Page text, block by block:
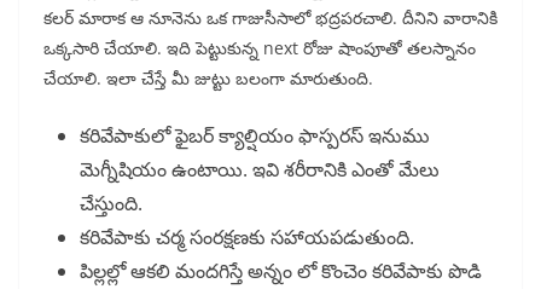
కలర్ మారాక ఆ నూనెను ఒక గాజుసీసాలో భద్రపరచాలి. దీనిని వారానికి
ఒక్కసారి చేయాలి. ఇది పెట్టుకున్న next రోజు షాంపూతో తలస్నానం
చేయాలి. ఇలా చేస్తే మీ జుట్టు బలంగా మారుతుంది.
కరివేపాకులో ఫైబర్ క్యాల్షియం ఫాస్పరస్ ఇనుము
మెగ్నీషియం ఉంటాయి. ఇవి శరీరానికి ఎంతో మేలు
చేస్తుంది.
కరివేపాకు చర్మ సంరక్షణకు సహాయపడుతుంది.
పిల్లల్లో ఆకలి మందగిస్తే అన్నం లో కొంచెం కరివేపాకు పొడి